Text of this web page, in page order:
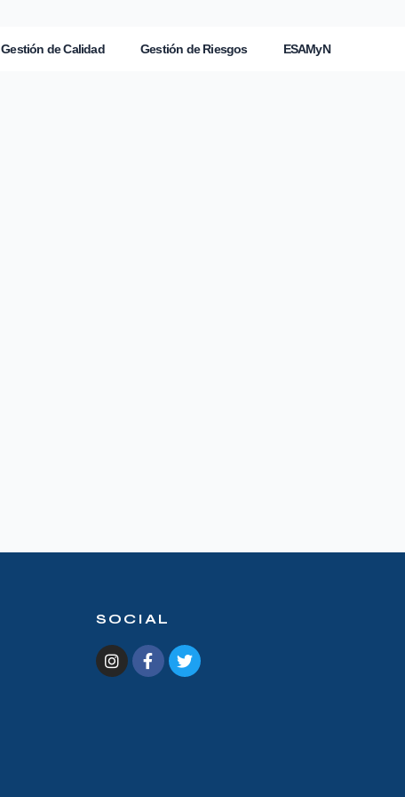
Gestión de Calidad Gestión de Riesgos ESAMyN
SOCIAL